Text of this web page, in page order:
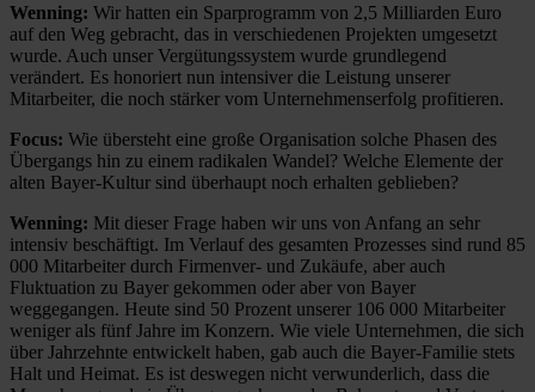
Wenning: Wir hatten ein Sparprogramm von 2,5 Milliarden Euro
auf den Weg gebracht, das in verschiedenen Projekten umgesetzt
wurde. Auch unser Vergütungssystem wurde grundlegend
verändert. Es honoriert nun intensiver die Leistung unserer
Mitarbeiter, die noch stärker vom Unternehmenserfolg profitieren.
Focus: Wie übersteht eine große Organisation solche Phasen des
Übergangs hin zu einem radikalen Wandel? Welche Elemente der
alten Bayer-Kultur sind überhaupt noch erhalten geblieben?
Wenning: Mit dieser Frage haben wir uns von Anfang an sehr
intensiv beschäftigt. Im Verlauf des gesamten Prozesses sind rund 85
000 Mitarbeiter durch Firmenver- und Zukäufe, aber auch
Fluktuation zu Bayer gekommen oder aber von Bayer
weggegangen. Heute sind 50 Prozent unserer 106 000 Mitarbeiter
weniger als fünf Jahre im Konzern. Wie viele Unternehmen, die sich
über Jahrzehnte entwickelt haben, gab auch die Bayer-Familie stets
Halt und Heimat. Es ist deswegen nicht verwunderlich, dass die